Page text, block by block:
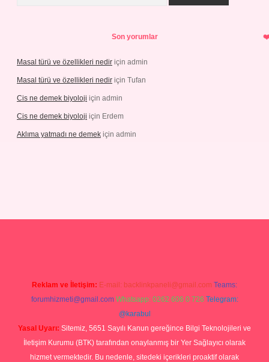
Son yorumlar
Masal türü ve özellikleri nedir için admin
Masal türü ve özellikleri nedir için Tufan
Cis ne demek biyoloji için admin
Cis ne demek biyoloji için Erdem
Aklıma yatmadı ne demek için admin
Reklam ve İletişim: E-mail: backlinkpaneli@gmail.com Teams:
forumhizmeti@gmail.com Whatsapp: 0262 606 0 726 Telegram:
@karabul
Yasal Uyarı: Sitemiz, 5651 Sayılı Kanun gereğince Bilgi Teknolojileri ve
İletişim Kurumu (BTK) tarafından onaylanmış bir Yer Sağlayıcı olarak
hizmet vermektedir. Bu nedenle, sitedeki içerikleri proaktif olarak